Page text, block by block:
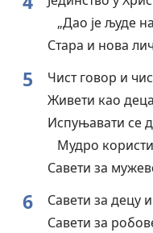
„Дао је људе
Стара и нова
5 Чист говор и
Живети као
Испуњавати се
Мудро
Савети за
6 Савети за децу
Савети за